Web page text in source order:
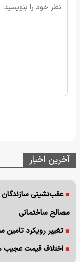
آخرین اخبار
مصالح ساختمانی
تغییر رویکرد
اختلاف قیمت عجیب